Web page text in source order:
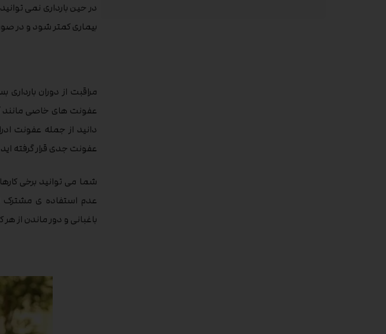
در حین بارداری نمی
بیماری کمتر شود و در
مراقبت از دوران
عفونت های خاصی مانند
عفونت جدی قرار گرفته
شما می توانید برخی
عدم استفاده ی مشترک
باغبانی و دور ماندن از